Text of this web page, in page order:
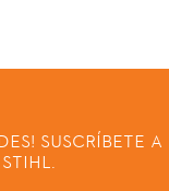
SUSCRÍBETE A